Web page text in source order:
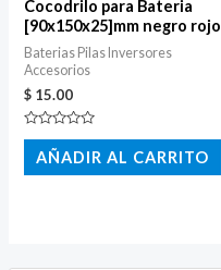
Cocodrilo para Bateria
[90x150x25]mm negro rojo
Baterias Pilas Inversores
Accesorios
$ 15.00
Valorado
con
de
AÑADIR AL CARRITO